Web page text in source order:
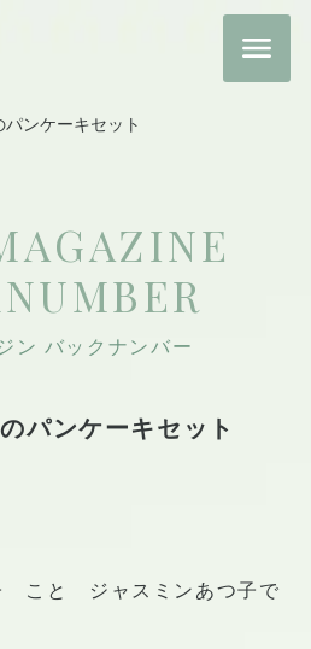
ンケーキセット
ン バックナンバー
パンケーキセット
こと ジャスミンあつ子で